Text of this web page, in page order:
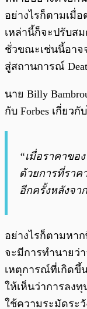
อย่างไรก็ตามเมื่
เหล่านี้ก็จะปรับสม
ชั่วขณะเช่นนี้อาจ
สู่สถานการณ์
นาย Billy
กับ Forbes เกี่ยว
“เมื่อราคาขอ
ด้วยการที่ราค
อีกครั้งหลังจา
อย่างไรก็ตามหา
จะมีการทำนายว่
เหตุการณ์ที่เกิดขึ้
ให้เห็นว่าการลง
ใช้ความระมัดระ